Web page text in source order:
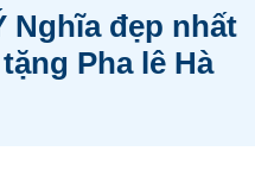
Nghĩa đẹp nhất
Pha lê Hà